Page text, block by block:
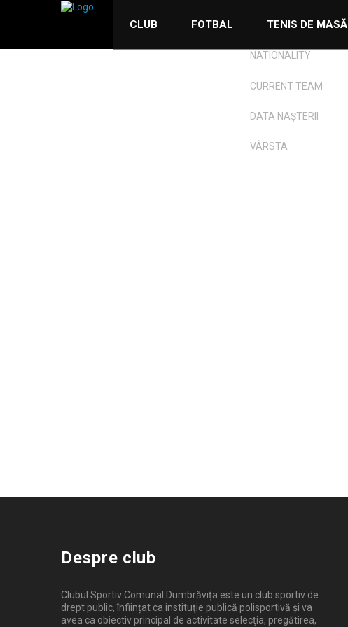
CLUB FOTBAL TENIS DE MASĂ
NATIONALITY
CURRENT TEAM
DATA NAȘTERII
VÂRSTA
Despre club
Clubul Sportiv Comunal Dumbrăvița este un club sportiv de
drept public, înființat ca instituţie publică polisportivă și va
avea ca obiectiv principal de activitate selecţia, pregătirea,